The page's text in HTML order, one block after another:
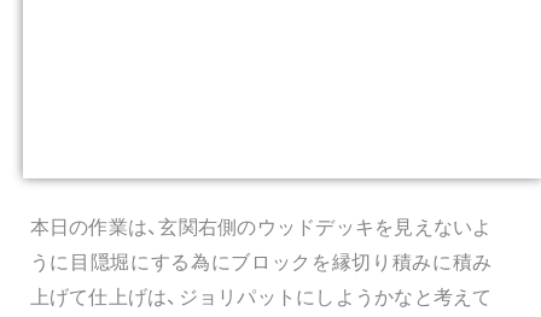
本日の作業は、玄関右側のウッドデッキを見えないよ
うに目隠堀にする為にブロックを縁切り積みに積み
上げて仕上げは、ジョリパットにしようかなと考えて